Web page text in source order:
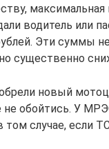
водитель или
Эти суммы
существенно
новый
не обойтись. У
случае, если